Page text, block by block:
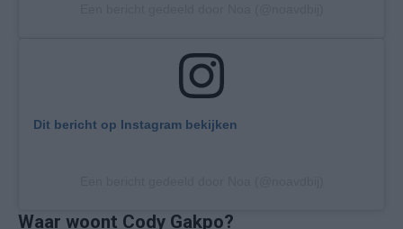
Dit bericht op Instagram bekijken
Waar woont Cody Gakpo?